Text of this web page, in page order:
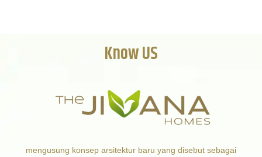
Know US
mengusung konsep arsitektur baru yang disebut sebagai